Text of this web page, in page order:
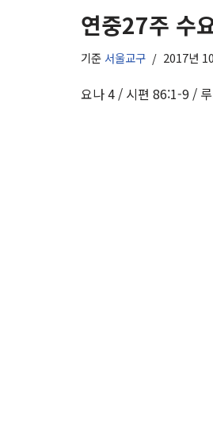
연중27주 수
기준 서울교구 2017년
요나 4 / 시편 86:1-9 /